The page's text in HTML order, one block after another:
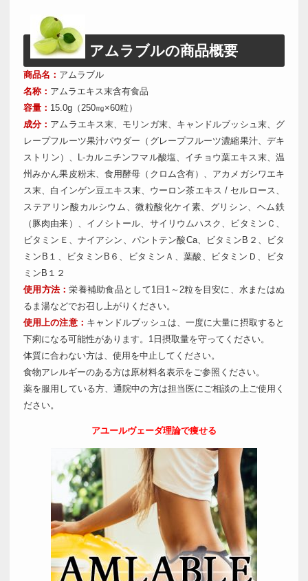
アムラブルの商品概要
商品名： アムラブル
名称： アムラエキス末含有食品
容量： 15.0g（250㎎×60粒）
成分： アムラエキス末、モリンガ末、キャンドルブッシュ末、グ
レープフルーツ果汁パウダー（グレープフルーツ濃縮果汁、デキ
ストリン）、L-カルニチンフマル酸塩、イチョウ葉エキス末、温
州みかん果皮粉末、食用酵母（クロム含有）、アカメガシワエキ
ス末、白インゲン豆エキス末、ウーロン茶エキス / セルロース、
ステアリン酸カルシウム、微粒酸化ケイ素、グリシン、ヘム鉄
（豚肉由来）、イノシトール、サイリウムハスク、ビタミンＣ、
ビタミンＥ、ナイアシン、パントテン酸Ca、ビタミンB２、ビタ
ミンB１、ビタミンB６、ビタミンＡ、葉酸、ビタミンＤ、ビタ
ミンB１２
使用方法：栄養補助食品として1日1～2粒を目安に、水またはぬ
るま湯などでお召し上がりください。
使用上の注意： キャンドルブッシュは、一度に大量に摂取すると
下痢になる可能性があります。1日摂取量を守ってください。
体質に合わない方は、使用を中止してください。
食物アレルギーのある方は原材料名表示をご参照ください。
薬を服用している方、通院中の方は担当医にご相談の上ご使用く
ださい。
アユールヴェーダ理論で痩せる